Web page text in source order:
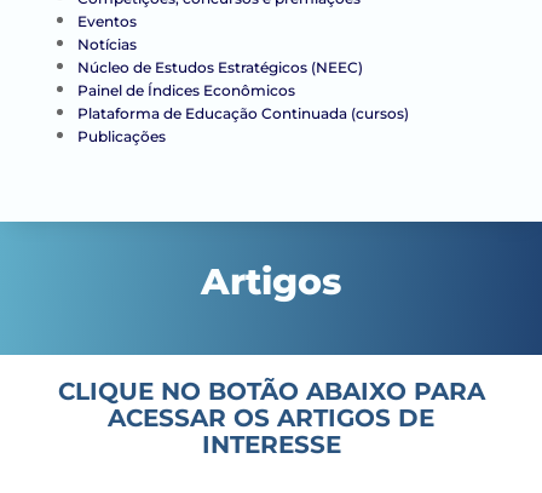
Eventos
Notícias
Núcleo de Estudos Estratégicos (NEEC)
Painel de Índices Econômicos
Plataforma de Educação Continuada (cursos)
Publicações
Artigos
CLIQUE NO BOTÃO ABAIXO PARA
ACESSAR OS ARTIGOS DE
INTERESSE